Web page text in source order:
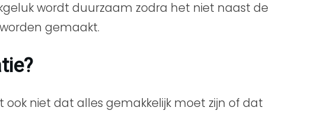
wordt duurzaam zodra het niet naast de
gemaakt.
niet dat alles gemakkelijk moet zijn of dat